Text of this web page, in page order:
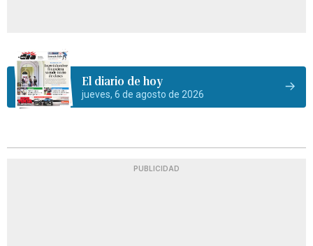
El diario de hoy
jueves, 6 de agosto de 2026
PUBLICIDAD